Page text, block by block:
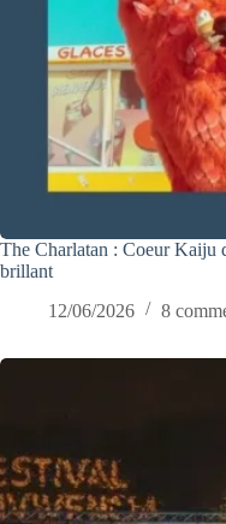
The Charlatan : Coeur Kaiju
brillant
12/06/2026
8